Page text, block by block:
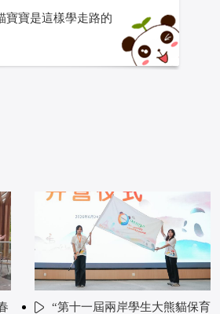
寶寶是這樣學走路的
“第十一屆兩岸學生大熊貓保育